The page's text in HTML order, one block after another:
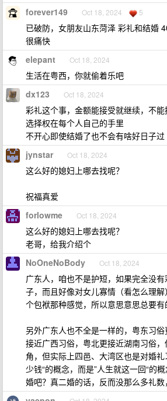
forever149 Oct 18, 2024 5
已破防，女朋友山东菏泽 彩礼和结婚
很痛快
elepant Oct 18, 2024
生活在粤西，你就偷着乐吧
dx123 Oct 18, 2024
彩礼这个事，金额能接受就继续，不能
选择权在每个人自己的手里
不开心即使结婚了也不会有啥好日子过
jynstar Oct 18, 2024
这么好的媳妇上哪去找呢？
祝福真爱
forlowme Oct 18, 2024
这么好的媳妇上哪去找呢？
老哥，给我介绍个
NoOneNoBody Oct 18, 2024
广东人，咱也不是护短，如果完全没
子，而且好像对女儿寡情（看怎么理
个包袱那种感觉，所以意思意思总要有
另外广东人也不全是一样的，粤东习
接近广西习俗，粤北更接近湖南习俗
角，但实际上四邑、大湾区也是对婚
少钱“的概念，而是”人生就这一回“的
婚吧？真二婚的话，反而没那么多礼